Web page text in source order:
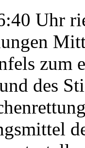
Uhr
zum
des